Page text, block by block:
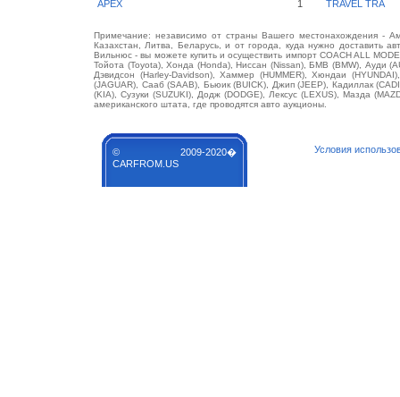
APEX
1 TRAVEL TRA
Примечание: независимо от страны Вашего местонахождения -
Казахстан, Литва, Беларусь, и от города, куда нужно доставить
Вильнюс - вы можете купить и осуществить импорт COACH ALL
Тойота (Toyota), Хонда (Honda), Ниссан (Nissan), БМВ (BMW), Ауди
Дэвидсон (Harley-Davidson), Хаммер (HUMMER), Хюндаи
(JAGUAR), Сааб (SAAB), Бьюик (BUICK), Джип (JEEP), Кадиллак
(KIA), Сузуки (SUZUKI), Додж (DODGE), Лексус (LEXUS), Мазда
американского штата, где проводятся авто аукционы.
© 2009-2020�
CARFROM.US
Условия